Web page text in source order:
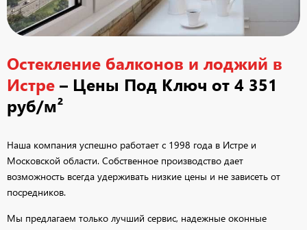
Остекление балконов и лоджий в
Истре – Цены Под Ключ от 4 351
руб/м²
Наша компания успешно работает с 1998 года в Истре и
Московской области. Собственное производство дает
возможность всегда удерживать низкие цены и не зависеть от
посредников.
Мы предлагаем только лучший сервис, надежные оконные